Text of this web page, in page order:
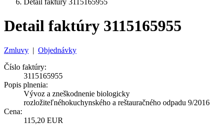
Detail faktúry 3115165955
Detail faktúry 3115165955
Zmluvy | Objednávky
Číslo faktúry:
3115165955
Popis plnenia:
Vývoz a zneškodnenie biologicky
rozložiteľnéhokuchynského a reštauračného odpadu 9/2016
Cena:
115,20 EUR